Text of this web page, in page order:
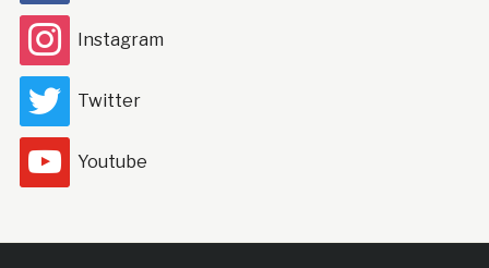
Instagram
Twitter
Youtube